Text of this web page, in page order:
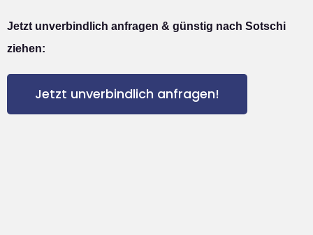
Jetzt unverbindlich anfragen & günstig nach Sotschi
ziehen:
Jetzt unverbindlich anfragen!